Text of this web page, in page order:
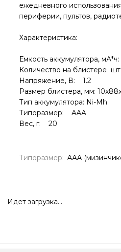
ежедневного
периферии, пультов,
Характеристика:
Емкость аккумулятора,
Количество на блистере
Напряжение, В: 1.2
Размер блистера, мм:
Тип аккумулятора: Ni-Mh
Типоразмер: AAA
Вес, г: 20
Типоразмер: ААА
Идёт загрузка...